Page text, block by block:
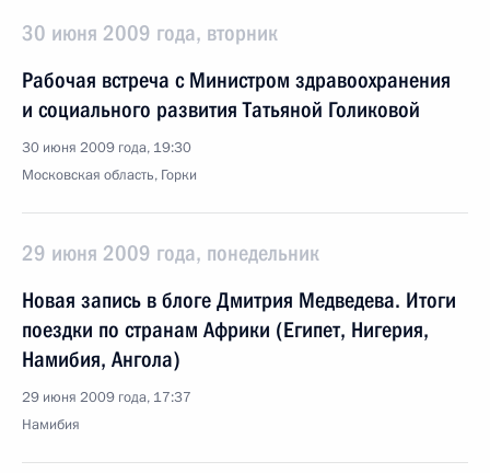
30 июня 2009 года, вторник
Рабочая встреча с Министром здравоохранения
и социального развития Татьяной Голиковой
30 июня 2009 года, 19:30
Московская область, Горки
29 июня 2009 года, понедельник
Новая запись в блоге Дмитрия Медведева. Итоги
поездки по странам Африки (Египет, Нигерия,
Намибия, Ангола)
29 июня 2009 года, 17:37
Намибия